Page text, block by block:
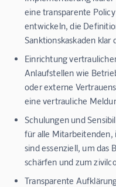
eine transparente
entwickeln, die
Sanktionskaskaden klar
Einrichtung
Anlaufstellen wie
oder externe
eine vertrauliche
Schulungen und
für alle Mitarbeitenden,
sind essenziell, um das
schärfen und zum
Transparente